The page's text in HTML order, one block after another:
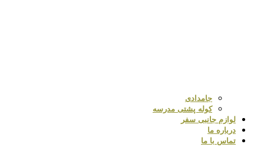
جامدادی
کوله پشتی مدرسه
لوازم جانبی سفر
درباره ما
تماس با ما